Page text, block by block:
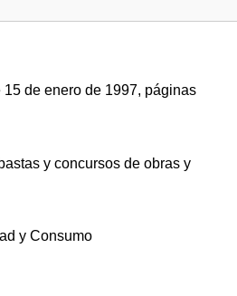
15 de enero de 1997, páginas
y concursos de obras y
y Consumo